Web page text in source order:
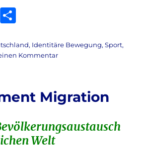
E
le
n
, Identitäre Bewegung,Sport,
Kommentarzu
WM
in
Migration
Welt